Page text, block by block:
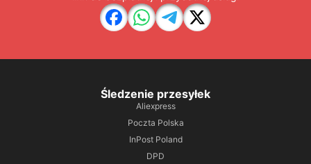
Śledzenie przesyłek
Aliexpress
Poczta Polska
InPost Poland
DPD